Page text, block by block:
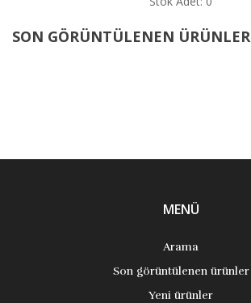
SON GÖRÜNTÜLENEN ÜRÜNLER
MENÜ
Arama
Son görüntülenen ürünler
Yeni ürünler